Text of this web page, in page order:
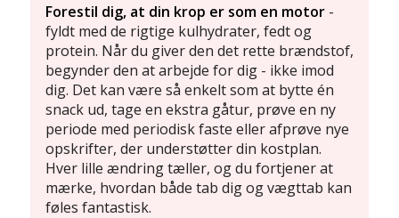
Forestil dig, at din krop er som en motor-
fyldt med de rigtige kulhydrater, fedt og
protein. Når du giver den det rette brændstof,
begynder den at arbejde for dig - ikke imod
dig. Det kan være så enkelt som at bytte én
snack ud, tage en ekstra gåtur, prøve en ny
periode med periodisk faste eller afprøve nye
opskrifter, der understøtter din kostplan.
Hver lille ændring tæller, og du fortjener at
mærke, hvordan både tab dig og vægttab kan
føles fantastisk.